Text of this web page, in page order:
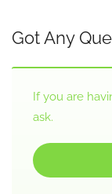
Got Any
If you are
ask.